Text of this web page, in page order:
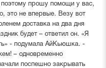
поэтому прошу помощи у вас,
это не впервые. Везу вот
доставка на два дня
будет – ответил он. «Я
- подумала АйКьюшка. -
– одновременно
поспешно закрывать